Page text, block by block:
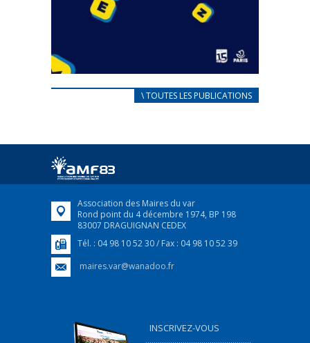
CARNET D’ACCUEIL
Afin d’accompagner au mieux les réfugiés
FEUILLETER
\ TOUTES LES PUBLICATIONS
Association des Maires du var
Rond point du 4 décembre 1974, BP 198
83007 DRAGUIGNAN CEDEX
Tél. : 04 98 10 52 30 / Fax : 04 98 10 52 39
maires.var@wanadoo.fr
INSCRIVEZ-VOUS
...................................................